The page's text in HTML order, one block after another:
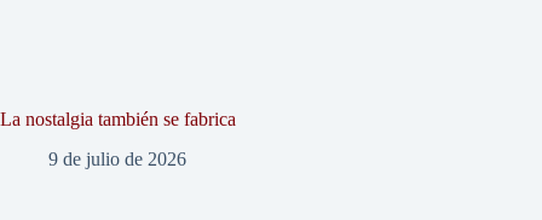
La nostalgia también se fabrica
9 de julio de 2026